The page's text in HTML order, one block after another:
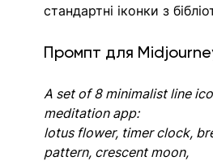
стандартні іконки з
Промпт для
A set of 8 minimalist line
meditation app:
lotus flower, timer clock,
pattern, crescent moon,